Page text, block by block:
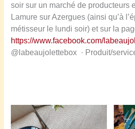
a
n
d
i
d
a
n
soir sur un marché de producteurs
Lamure sur Azergues (ainsi qu’à
métisseur le lundi soir) et sur la
https://www.facebook.com/
@labeaujolettebox · Produit/